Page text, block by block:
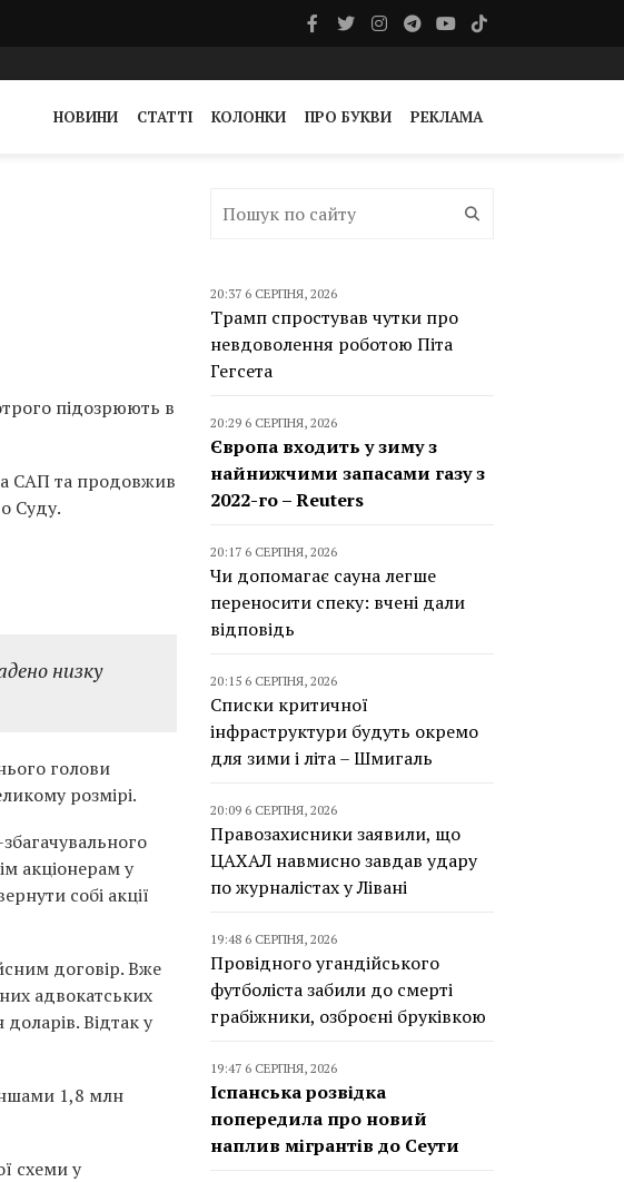
НОВИНИ СТАТТІ КОЛОНКИ ПРО БУКВИ РЕКЛАМА
підозрюють в
САП та продовжив
Суду.
низку
голови
розмірі.
акціонерам у
собі акції
договір. Вже
адвокатських
Відтак у
1,8 млн
схеми у
20:37 6 СЕРПНЯ, 2026
Трамп спростував чутки про
невдоволення роботою Піта
Гегсета
20:29 6 СЕРПНЯ, 2026
Європа входить у зиму з
найнижчими запасами газу з
2022-го – Reuters
20:17 6 СЕРПНЯ, 2026
Чи допомагає сауна легше
переносити спеку: вчені дали
відповідь
20:15 6 СЕРПНЯ, 2026
Списки критичної
інфраструктури будуть окремо
для зими і літа – Шмигаль
20:09 6 СЕРПНЯ, 2026
Правозахисники заявили, що
ЦАХАЛ навмисно завдав удару
по журналістах у Лівані
19:48 6 СЕРПНЯ, 2026
Провідного угандійського
футболіста забили до смерті
грабіжники, озброєні бруківкою
19:47 6 СЕРПНЯ, 2026
Іспанська розвідка
попередила про новий
наплив мігрантів до Сеути